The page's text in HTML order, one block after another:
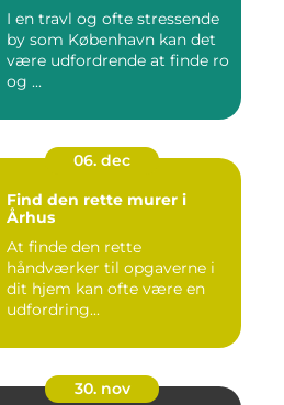
I en travl og ofte stressende
by som København kan det
være udfordrende at finde ro
og ...
06. dec
Find den rette murer i
Århus
At finde den rette
håndværker til opgaverne i
dit hjem kan ofte være en
udfordring...
30. nov